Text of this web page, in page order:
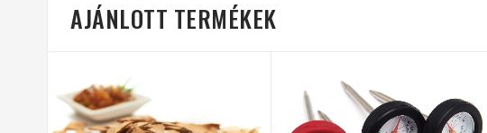
AJÁNLOTT TERMÉKEK